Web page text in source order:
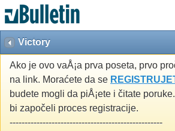
Victory
Ako je ovo vaÅ¡a prva poseta, prvo
na link. Moraćete da se
budete mogli da piÅ¡ete i čitate
bi započeli proces registracije.
---------------------------------------------------